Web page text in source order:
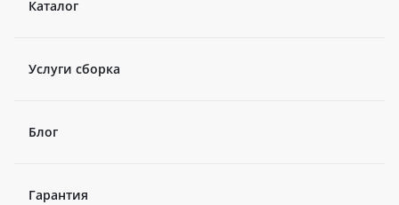
Каталог
Услуги сборка
Блог
Гарантия